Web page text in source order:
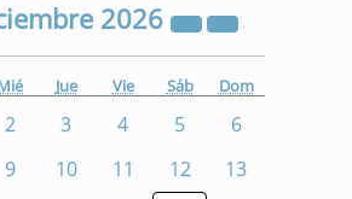
2026
Jue Vie Sáb Dom
2 3 4 5
6
9 10 11 12
13